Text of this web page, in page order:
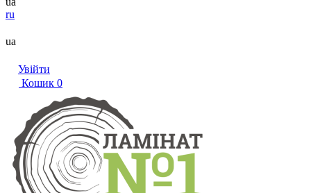
ru
ua
Увійти
Кошик 0